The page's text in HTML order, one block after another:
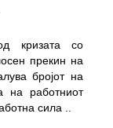
кризата со
прекин на
бројот на
на работниот
сила